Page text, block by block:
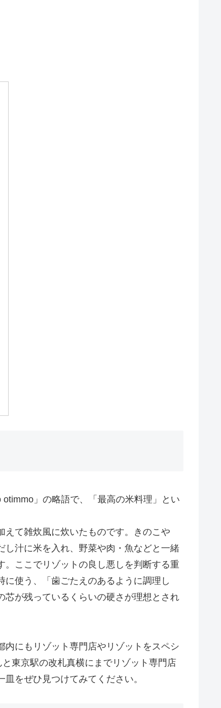
」の略語で、「最高の米料理」とい
て雑炊風に炊いたものです。きのこや
汁に米を入れ、野菜や肉・魚などと一緒
ここでリゾットの良し悪しを判断する重
使う、「歯ごたえのあるように調理し
が残っているくらいの硬さが理想とされ
にもリゾット専門店やリゾットをスペシ
東京駅の改札真横にまでリゾット専門店
をぜひ見つけてみてください。